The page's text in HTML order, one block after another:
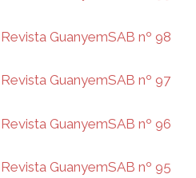
Revista GuanyemSAB nº 98
Revista GuanyemSAB nº 97
Revista GuanyemSAB nº 96
Revista GuanyemSAB nº 95